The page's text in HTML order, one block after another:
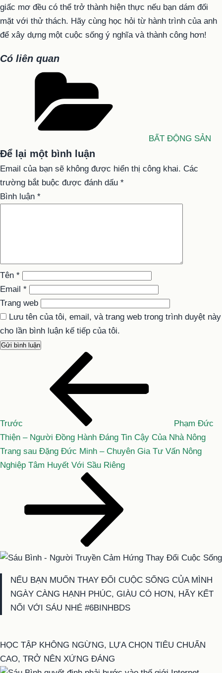
giấc mơ đều có thể trở thành hiện thực nếu bạn dám đối
mặt với thử thách. Hãy cùng học hỏi từ hành trình của anh
để xây dựng một cuộc sống ý nghĩa và thành công hơn!
Có liên quan
BẤT ĐỘNG SẢN
Để lại một bình luận
Email của bạn sẽ không được hiển thị công khai. Các
trường bắt buộc được đánh dấu *
Bình luận *
Tên *
Email *
Trang web
Lưu tên của tôi, email, và trang web trong trình duyệt này
cho lần bình luận kế tiếp của tôi.
viết
Trước
Phạm Đức
Thiện – Người Đồng Hành Đáng Tin Cậy Của Nhà Nông
Bài
tiếp
Trang sau Đặng Đức Minh – Chuyên Gia Tư Vấn Nông
Nghiệp Tâm Huyết Với Sầu Riêng
NẾU BẠN MUỐN THAY ĐỔI CUỘC SỐNG CỦA MÌNH
NGÀY CÀNG HẠNH PHÚC, GIÀU CÓ HƠN, HÃY KẾT
NỐI VỚI SÁU NHÉ #6BINHBDS
HỌC TẬP KHÔNG NGỪNG, LỰA CHỌN TIÊU CHUẨN
CAO, TRỞ NÊN XỨNG ĐÁNG